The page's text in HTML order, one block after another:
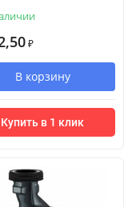
₽
В корзину
Купить в 1 клик